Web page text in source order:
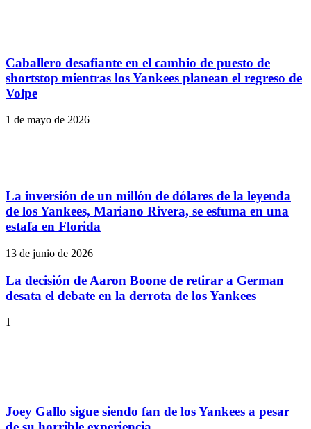
Caballero desafiante en el cambio de puesto de
shortstop mientras los Yankees planean el regreso de
Volpe
1 de mayo de 2026
La inversión de un millón de dólares de la leyenda
de los Yankees, Mariano Rivera, se esfuma en una
estafa en Florida
13 de junio de 2026
La decisión de Aaron Boone de retirar a German
desata el debate en la derrota de los Yankees
1
Joey Gallo sigue siendo fan de los Yankees a pesar